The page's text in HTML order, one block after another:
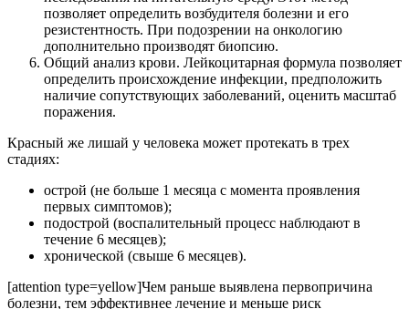
позволяет определить возбудителя болезни и его
резистентность. При подозрении на онкологию
дополнительно производят биопсию.
Общий анализ крови. Лейкоцитарная формула позволяет
определить происхождение инфекции, предположить
наличие сопутствующих заболеваний, оценить масштаб
поражения.
Красный же лишай у человека может протекать в трех
стадиях:
острой (не больше 1 месяца с момента проявления
первых симптомов);
подострой (воспалительный процесс наблюдают в
течение 6 месяцев);
хронической (свыше 6 месяцев).
[attention type=yellow]Чем раньше выявлена первопричина
болезни, тем эффективнее лечение и меньше риск